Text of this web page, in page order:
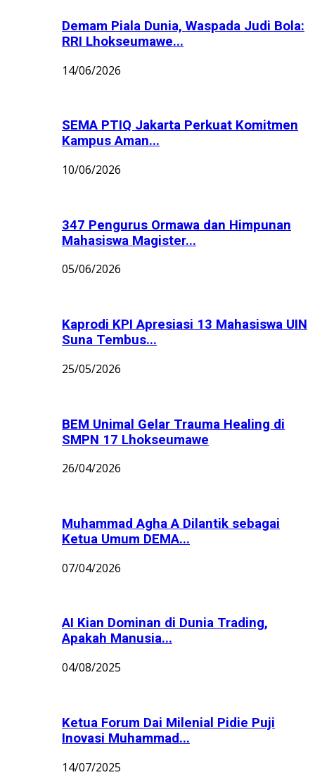
Demam Piala Dunia, Waspada Judi Bola:
RRI Lhokseumawe...
14/06/2026
SEMA PTIQ Jakarta Perkuat Komitmen
Kampus Aman...
10/06/2026
347 Pengurus Ormawa dan Himpunan
Mahasiswa Magister...
05/06/2026
Kaprodi KPI Apresiasi 13 Mahasiswa UIN
Suna Tembus...
25/05/2026
BEM Unimal Gelar Trauma Healing di
SMPN 17 Lhokseumawe
26/04/2026
Muhammad Agha A Dilantik sebagai
Ketua Umum DEMA...
07/04/2026
AI Kian Dominan di Dunia Trading,
Apakah Manusia...
04/08/2025
Ketua Forum Dai Milenial Pidie Puji
Inovasi Muhammad...
14/07/2025